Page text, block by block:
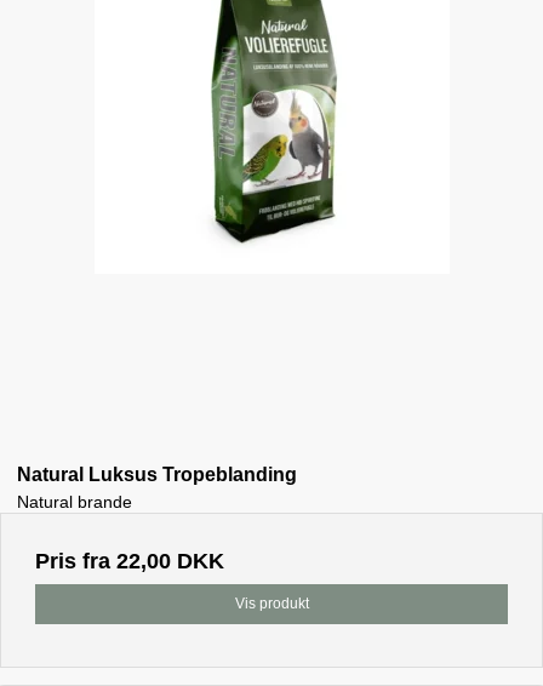
Natural Luksus Tropeblanding
Natural brande
Pris fra 22,00 DKK
Vis produkt